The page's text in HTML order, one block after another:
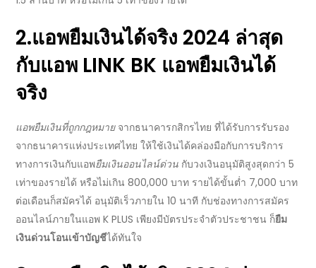
2.แอพยืมเงินได้จริง 2024 ล่าสุด
กับแอพ LINK BK แอพยืมเงินได้
จริง
แอพยืมเงินที่ถูกกฎหมายจากธนาคารกสิกรไทย ที่ได้รับการรับรอง
จากธนาคารแห่งประเทศไทย ให้ใช้เงินได้คล่องมือกับการบริการ
ทางการเงินกับแอพยืมเงินออนไลน์ด่วน กับวงเงินอนุมัติสูงสุดกว่า 5
เท่าของรายได้ หรือไม่เกิน 800,000 บาท รายได้ขั้นต่ำ 7,000 บาท
ต่อเดือนก็สมัครได้ อนุมัติเร็วภายใน 10 นาที กับช่องทางการสมัคร
ออนไลน์ภายในแอพ K PLUS เพียงมีบัตรประจำตัวประชาชน ก็ยืม
เงินด่วนโอนเข้าบัญชีได้ทันใจ